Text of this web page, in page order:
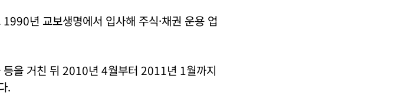
년 교보생명에서 입사해 주식·채권 운용 업
을 거친 뒤 2010년 4월부터 2011년 1월까지
.